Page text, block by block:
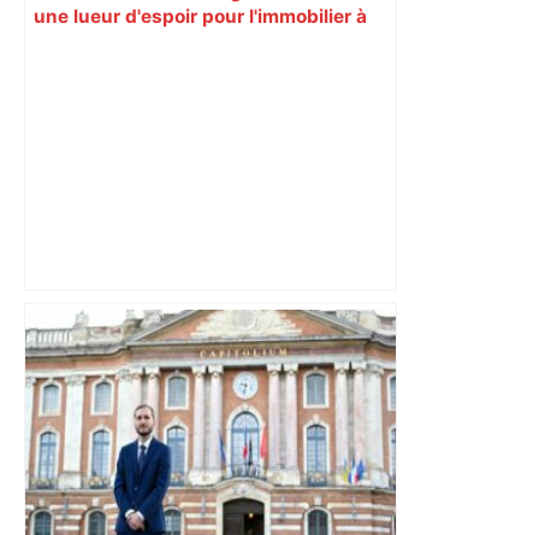
une lueur d'espoir pour l'immobilier à
Après la fusion avec la liste PS
Toulouse, le candidat LFI salue "une
dynamique qui nous oblige à la
responsabilité" – Franceinfo